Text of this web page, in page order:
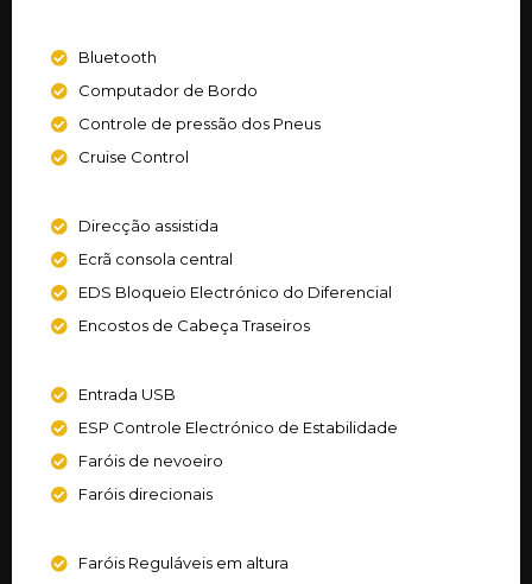
Bluetooth
Computador de Bordo
Controle de pressão dos Pneus
Cruise Control
Direcção assistida
Ecrã consola central
EDS Bloqueio Electrónico do Diferencial
Encostos de Cabeça Traseiros
Entrada USB
ESP Controle Electrónico de Estabilidade
Faróis de nevoeiro
Faróis direcionais
Faróis Reguláveis em altura